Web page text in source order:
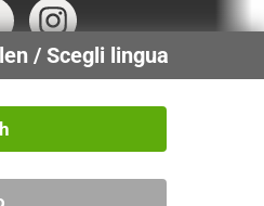
/ Scegli lingua